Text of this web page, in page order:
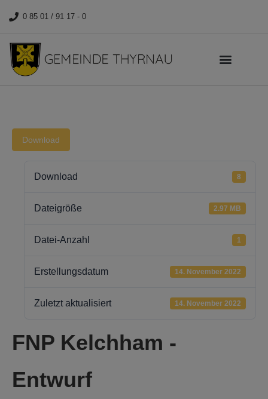
0 85 01 / 91 17 - 0
Download
Download 8
Dateigröße 2.97 MB
Datei-Anzahl 1
Erstellungsdatum 14. November 2022
Zuletzt aktualisiert 14. November 2022
FNP Kelchham -
Entwurf